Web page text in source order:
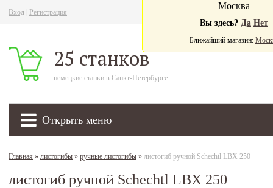
Вход Регистрация
25 станков
немецкие станки в Санкт-Петербурге
Открыть меню
Москва
Вы здесь? Да Нет
Ближайший магазин:
Главная » листогибы » ручные листогибы » листогиб ручной Schechtl LBX 250
листогиб ручной Schechtl LBX 250